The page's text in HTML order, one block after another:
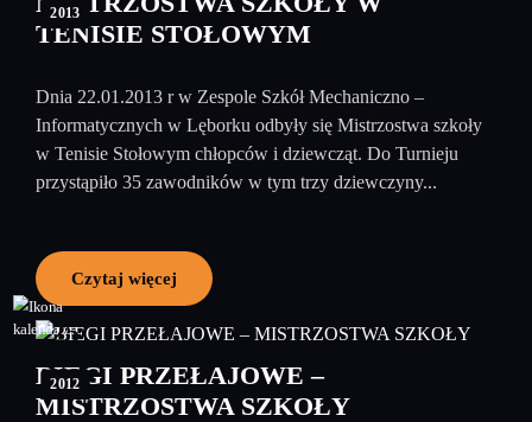
2013
TENISIE STOŁOWYM
Dnia 22.01.2013 r w Zespole Szkół Mechaniczno –
Informatycznych w Lęborku odbyły się Mistrzostwa szkoły
w Tenisie Stołowym chłopców i dziewcząt. Do Turnieju
przystąpiło 35 zawodników w tym trzy dziewczyny...
Czytaj więcej
25
2012
BIEGI PRZEŁAJOWE –
MISTRZOSTWA SZKOŁY